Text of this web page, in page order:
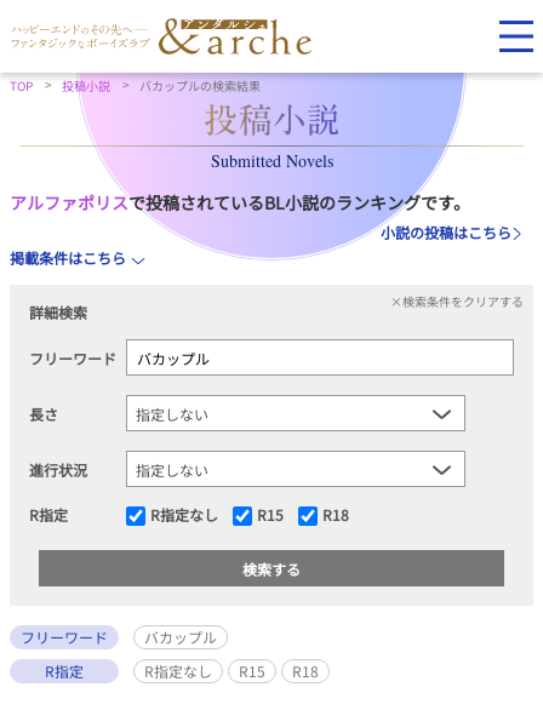
TOP 投稿小説 バカップルの検索結果
Submitted Novels
アルファポリスで投稿されているBL小説のランキングです。
小説の投稿はこちら
掲載条件はこちら
詳細検索
×検索条件をクリアする
フリーワード
長さ
進行状況
R指定 R指定なし R15 R18
フリーワード
バカップル
R指定
R指定なし R15 R18